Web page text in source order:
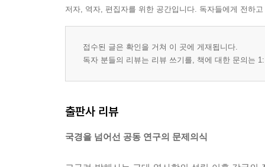
저자, 역자, 편집자를 위한 공간입니다. 독자들에게 전하
접수된 글은 확인을 거쳐 이 곳에 게재됩니다.
독자 분들의 리뷰는 리뷰 쓰기를, 책에 대한 문의는
출판사 리뷰
국경을 넘어선 공동 연구의 문제의식